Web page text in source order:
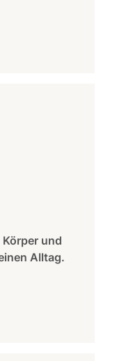
und
Alltag.